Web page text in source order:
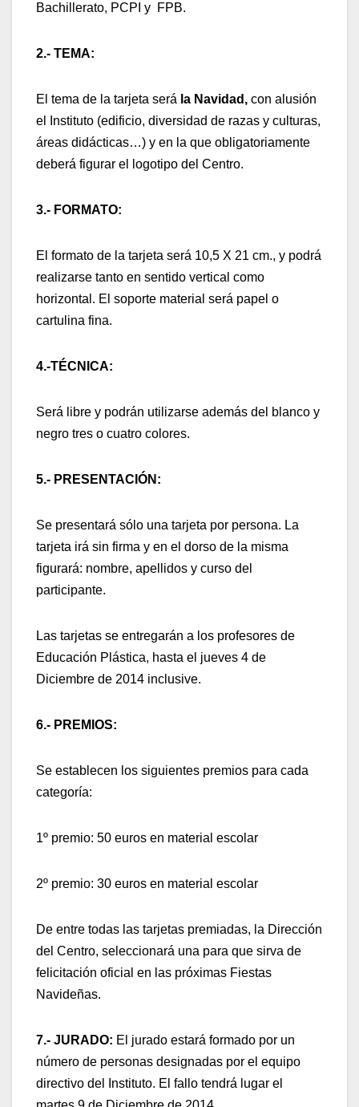
Bachillerato, PCPI y FPB.
2.- TEMA:
El tema de la tarjeta será la Navidad, con alusión
el Instituto (edificio, diversidad de razas y culturas,
áreas didácticas…) y en la que obligatoriamente
deberá figurar el logotipo del Centro.
3.- FORMATO:
El formato de la tarjeta será 10,5 X 21 cm., y podrá
realizarse tanto en sentido vertical como
horizontal. El soporte material será papel o
cartulina fina.
4.-TÉCNICA:
Será libre y podrán utilizarse además del blanco y
negro tres o cuatro colores.
5.- PRESENTACIÓN:
Se presentará sólo una tarjeta por persona. La
tarjeta irá sin firma y en el dorso de la misma
figurará: nombre, apellidos y curso del
participante.
Las tarjetas se entregarán a los profesores de
Educación Plástica, hasta el jueves 4 de
Diciembre de 2014 inclusive.
6.- PREMIOS:
Se establecen los siguientes premios para cada
categoría:
1º premio: 50 euros en material escolar
2º premio: 30 euros en material escolar
De entre todas las tarjetas premiadas, la Dirección
del Centro, seleccionará una para que sirva de
felicitación oficial en las próximas Fiestas
Navideñas.
7.- JURADO: El jurado estará formado por un
número de personas designadas por el equipo
directivo del Instituto. El fallo tendrá lugar el